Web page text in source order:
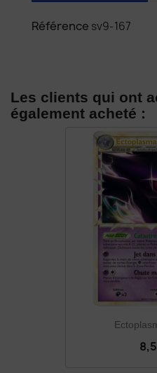
Référence sv9-167
Les clients qui ont
également acheté :